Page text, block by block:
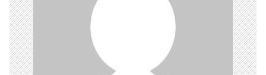
a
t
i
o
n